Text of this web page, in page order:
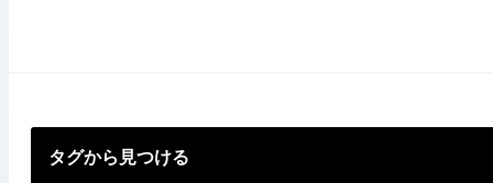
ー
ク
と
タグから見つける